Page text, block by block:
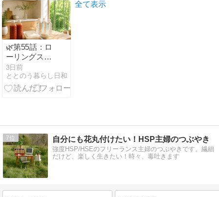
🌿第55話：ロ
ーリングスト
ックとは？50
代の私が無理
なく続けてい
3日前
ととのう暮らし日和
全て表示
7 自分にも花丸付けたい！HSP主婦のつぶやき
強度HSP/HSEのフリーランス主婦のつぶやきです。繊細
だけど、楽しく生きたい！時々、毒吐きます